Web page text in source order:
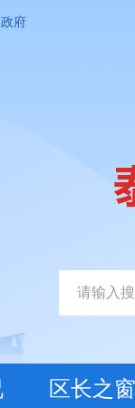
府
区长之窗